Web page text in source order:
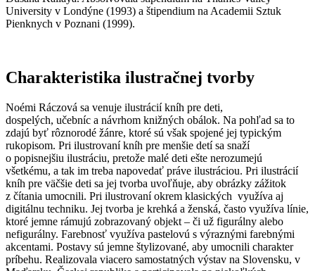
University v Londýne (1993) a štipendium na Academii Sztuk
Pienknych v Poznani (1999).
Charakteristika ilustračnej tvorby
Noémi Ráczová sa venuje ilustrácií kníh pre deti,
dospelých, učebníc a návrhom knižných obálok. Na pohľad sa to
zdajú byť rôznorodé žánre, ktoré sú však spojené jej typickým
rukopisom. Pri ilustrovaní kníh pre menšie detí sa snaží
o popisnejšiu ilustráciu, pretože malé deti ešte nerozumejú
všetkému, a tak im treba napovedať práve ilustráciou. Pri ilustrácií
kníh pre väčšie deti sa jej tvorba uvoľňuje, aby obrázky zážitok
z čítania umocnili. Pri ilustrovaní okrem klasických využíva aj
digitálnu techniku. Jej tvorba je krehká a ženská, často využíva línie,
ktoré jemne rámujú zobrazovaný objekt – či už figurálny alebo
nefigurálny. Farebnosť využíva pastelovú s výraznými farebnými
akcentami. Postavy sú jemne štylizované, aby umocnili charakter
príbehu. Realizovala viacero samostatných výstav na Slovensku, v